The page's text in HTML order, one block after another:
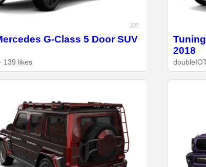
G-Class 5 Door SUV
139 likes
2018